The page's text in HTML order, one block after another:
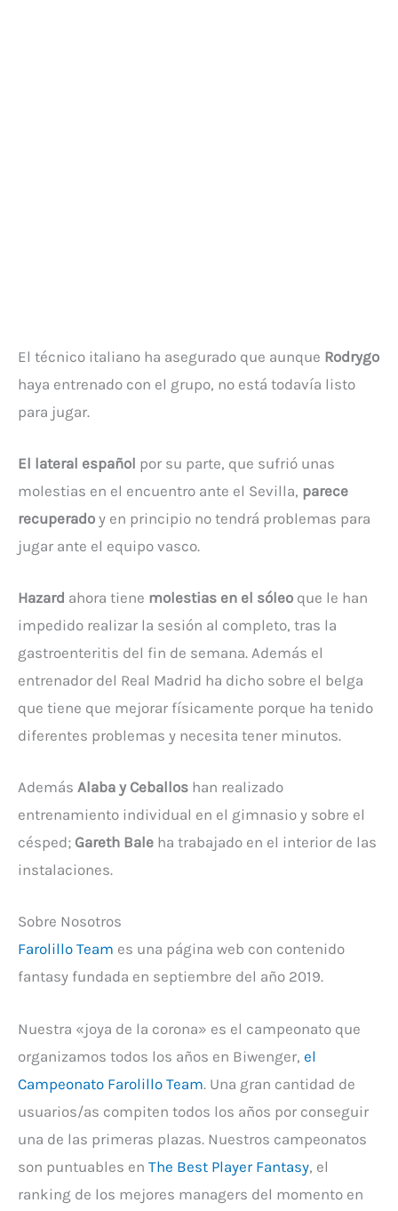
El técnico italiano ha asegurado que aunque Rodrygo
haya entrenado con el grupo, no está todavía listo
para jugar.
El lateral español por su parte, que sufrió unas
molestias en el encuentro ante el Sevilla, parece
recuperado y en principio no tendrá problemas para
jugar ante el equipo vasco.
Hazard ahora tiene molestias en el sóleo que le han
impedido realizar la sesión al completo, tras la
gastroenteritis del fin de semana. Además el
entrenador del Real Madrid ha dicho sobre el belga
que tiene que mejorar físicamente porque ha tenido
diferentes problemas y necesita tener minutos.
Además Alaba y Ceballos han realizado
entrenamiento individual en el gimnasio y sobre el
césped; Gareth Bale ha trabajado en el interior de las
instalaciones.
Sobre Nosotros
Farolillo Team es una página web con contenido
fantasy fundada en septiembre del año 2019.
Nuestra «joya de la corona» es el campeonato que
organizamos todos los años en Biwenger, el
Campeonato Farolillo Team. Una gran cantidad de
usuarios/as compiten todos los años por conseguir
una de las primeras plazas. Nuestros campeonatos
son puntuables en The Best Player Fantasy, el
ranking de los mejores managers del momento en